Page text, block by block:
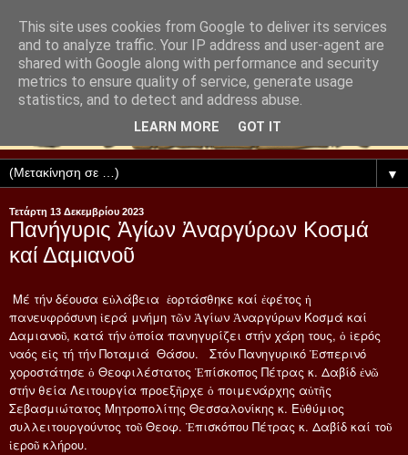
▼
Τετάρτη 13 Δεκεμβρίου 2023
Πανήγυρις Ἁγίων Ἀναργύρων Κοσμά
καί Δαμιανοῦ
Μέ τήν δέουσα εὐλάβεια ἑορτάσθηκε καί ἐφέτος ἡ
πανευφρόσυνη ἱερά μνήμη τῶν Ἁγίων Ἀναργύρων Κοσμά καί
Δαμιανοῦ, κατά τήν ὁποία πανηγυρίζει στήν χάρη τους, ὁ ἱερός
ναός εἰς τή τήν Ποταμιά Θάσου.
Στόν Πανηγυρικό Ἑσπερινό
χοροστάτησε ὁ Θεοφιλέστατος Ἐπίσκοπος Πέτρας κ. Δαβίδ ἐνῶ
στήν θεία Λειτουργία προεξῆρχε ὁ ποιμενάρχης αὐτῆς
Σεβασμιώτατος Μητροπολίτης Θεσσαλονίκης κ. Εὐθύμιος
συλλειτουργούντος τοῦ Θεοφ. Ἐπισκόπου Πέτρας κ. Δαβίδ καί τοῦ
ἱεροῦ κλήρου.
This site uses cookies from Google to deliver its services
and to analyze traffic. Your IP address and user-agent are
shared with Google along with performance and security
metrics to ensure quality of service, generate usage
statistics, and to detect and address abuse.
LEARN MORE GOT IT